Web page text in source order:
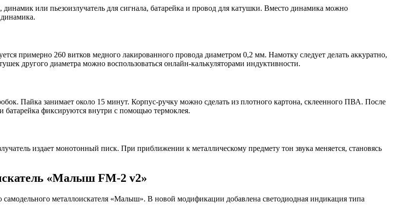
или пьезоизлучатель для сигнала, батарейка и провод для катушки. Вместо динамика можно
примерно 260 витков медного лакированного провода диаметром 0,2 мм. Намотку следует делать аккуратно,
другого диаметра можно воспользоваться онлайн-калькуляторами индуктивности.
Пайка занимает около 15 минут. Корпус-ручку можно сделать из плотного картона, склеенного ПВА. После
батарейка фиксируются внутри с помощью термоклея.
издает монотонный писк. При приближении к металлическому предмету тон звука меняется, становясь
«Малыш FM-2 v2»
самодельного металлоискателя «Малыш». В новой модификации добавлена светодиодная индикация типа